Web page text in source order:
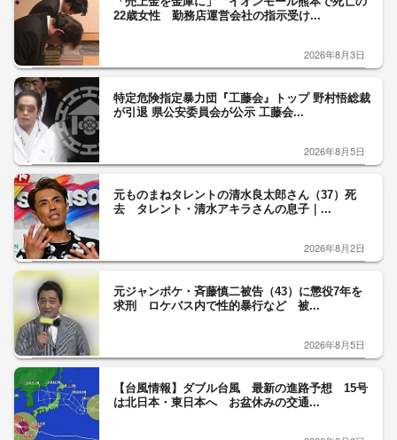
22歳女性 勤務店運営会社の指示受け...
2026年8月3日
特定危険指定暴力団『工藤会』トップ 野村悟総裁
が引退 県公安委員会が公示 工藤会...
2026年8月5日
元ものまねタレントの清水良太郎さん（37）死
去 タレント・清水アキラさんの息子｜...
2026年8月2日
元ジャンポケ・斉藤慎二被告（43）に懲役7年を
求刑 ロケバス内で性的暴行など 被...
2026年8月5日
【台風情報】ダブル台風 最新の進路予想 15号
は北日本・東日本へ お盆休みの交通...